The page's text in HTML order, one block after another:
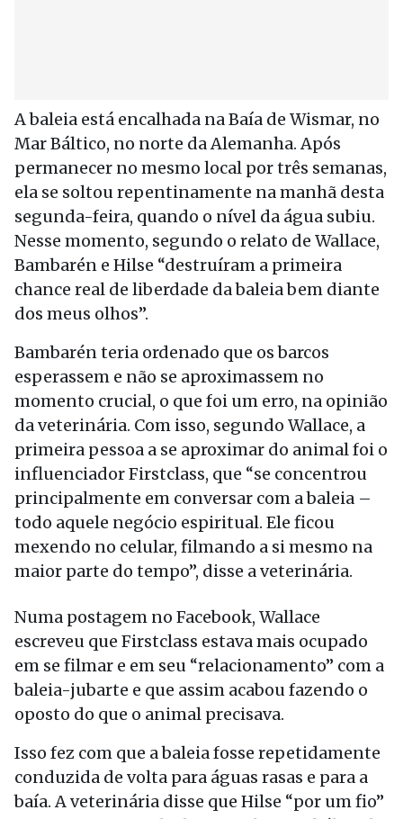
A baleia está encalhada na Baía de Wismar, no
Mar Báltico, no norte da Alemanha. Após
permanecer no mesmo local por três semanas,
ela se soltou repentinamente na manhã desta
segunda-feira, quando o nível da água subiu.
Nesse momento, segundo o relato de Wallace,
Bambarén e Hilse “destruíram a primeira
chance real de liberdade da baleia bem diante
dos meus olhos”.
Bambarén teria ordenado que os barcos
esperassem e não se aproximassem no
momento crucial, o que foi um erro, na opinião
da veterinária. Com isso, segundo Wallace, a
primeira pessoa a se aproximar do animal foi o
influenciador Firstclass, que “se concentrou
principalmente em conversar com a baleia –
todo aquele negócio espiritual. Ele ficou
mexendo no celular, filmando a si mesmo na
maior parte do tempo”, disse a veterinária.
Numa postagem no Facebook, Wallace
escreveu que Firstclass estava mais ocupado
em se filmar e em seu “relacionamento” com a
baleia-jubarte e que assim acabou fazendo o
oposto do que o animal precisava.
Isso fez com que a baleia fosse repetidamente
conduzida de volta para águas rasas e para a
baía. A veterinária disse que Hilse “por um fio”